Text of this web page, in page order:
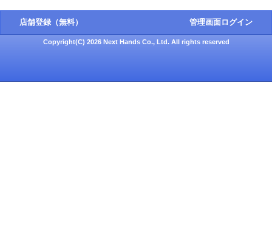
店舗登録（無料） 管理画面ログイン
Copyright(C) 2026 Next Hands Co., Ltd. All rights reserved